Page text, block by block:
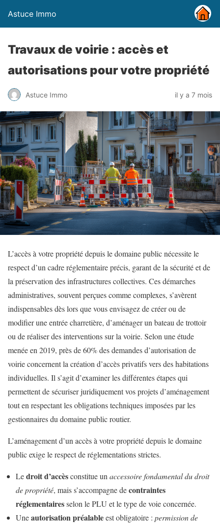
Astuce Immo
Travaux de voirie : accès et
autorisations pour votre propriété
Astuce Immo il y a 7 mois
L’accès à votre propriété depuis le domaine public nécessite le
respect d’un cadre réglementaire précis, garant de la sécurité et de
la préservation des infrastructures collectives. Ces démarches
administratives, souvent perçues comme complexes, s’avèrent
indispensables dès lors que vous envisagez de créer ou de
modifier une entrée charretière, d’aménager un bateau de trottoir
ou de réaliser des interventions sur la voirie. Selon une étude
menée en 2019, près de 60% des demandes d’autorisation de
voirie concernent la création d’accès privatifs vers des habitations
individuelles. Il s’agit d’examiner les différentes étapes qui
permettent de sécuriser juridiquement vos projets d’aménagement
tout en respectant les obligations techniques imposées par les
gestionnaires du domaine public routier.
L’aménagement d’un accès à votre propriété depuis le domaine
public exige le respect de réglementations strictes.
Ledroit d’accèsconstitue un accessoire fondamental du droit
de propriété, mais s’accompagne decontraintes
réglementairesselon le PLU et le type de voie concernée.
Uneautorisation préalableest obligatoire : permission de